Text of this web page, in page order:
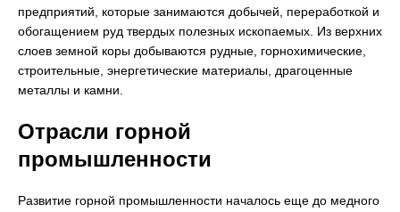
предприятий, которые занимаются добычей, переработкой и
обогащением руд твердых полезных ископаемых. Из верхних
слоев земной коры добываются рудные, горнохимические,
строительные, энергетические материалы, драгоценные
металлы и камни.
Отрасли горной
промышленности
Развитие горной промышленности началось еще до медного